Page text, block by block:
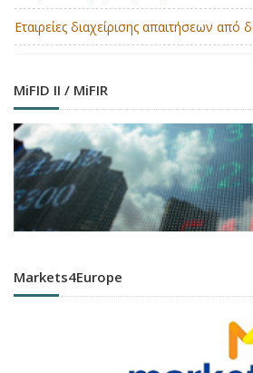
Εταιρείες διαχείρισης απαιτήσεων από
MiFID II / MiFIR
Markets4Europe